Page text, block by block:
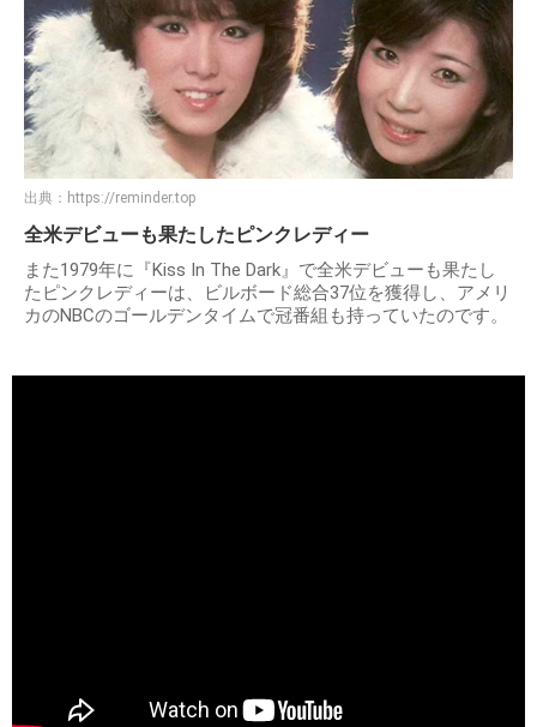
出典： https://reminder.top
全米デビューも果たしたピンクレディー
また1979年に『Kiss In The Dark』で全米デビューも果たし
たピンクレディーは、ビルボード総合37位を獲得し、アメリ
カのNBCのゴールデンタイムで冠番組も持っていたのです。